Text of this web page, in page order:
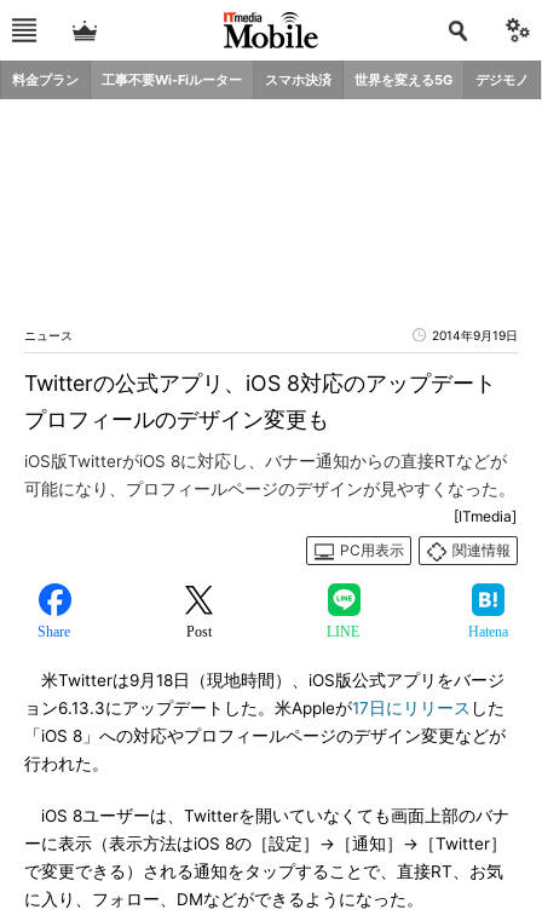
料金プラン 工事不要Wi-Fiルーター スマホ決済 世界を変える5G デジモノ
ニュース 2014年9月19日
Twitterの公式アプリ、iOS 8対応のアップデート
プロフィールのデザイン変更も
iOS版TwitterがiOS 8に対応し、バナー通知からの直接RTなどが
可能になり、プロフィールページのデザインが見やすくなった。
[ITmedia]
PC用表示
関連情報
Share Post LINE Hatena
米Twitterは9月18日（現地時間）、iOS版公式アプリをバージ
ョン6.13.3にアップデートした。米Appleが17日にリリース した
「iOS 8」への対応やプロフィールページのデザイン変更などが
行われた。
iOS 8ユーザーは、Twitterを開いていなくても画面上部のバナ
ーに表示（表示方法はiOS 8の［設定］→［通知］→［Twitter］
で変更できる）される通知をタップすることで、直接RT、お気
に入り、フォロー、DMなどができるようになった。